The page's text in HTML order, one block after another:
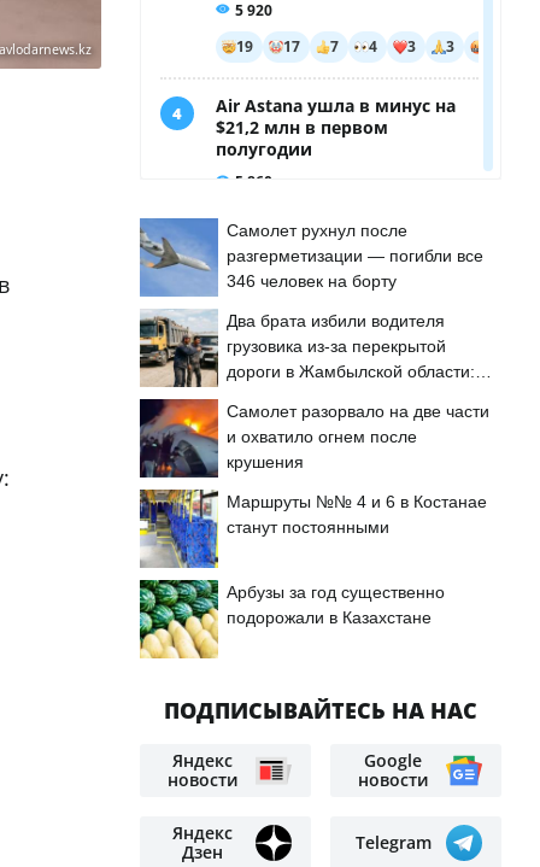
Самолет рухнул после
разгерметизации — погибли все
346 человек на борту
Два брата избили водителя
грузовика из-за перекрытой
дороги в Жамбылской области:
Самолет разорвало на две части
и охватило огнем после
крушения
Маршруты №№ 4 и 6 в Костанае
станут постоянными
Арбузы за год существенно
подорожали в Казахстане
ПОДПИСЫВАЙТЕСЬ НА НАС
Яндекс
новости
Google
новости
Яндекс
Дзен
Telegram